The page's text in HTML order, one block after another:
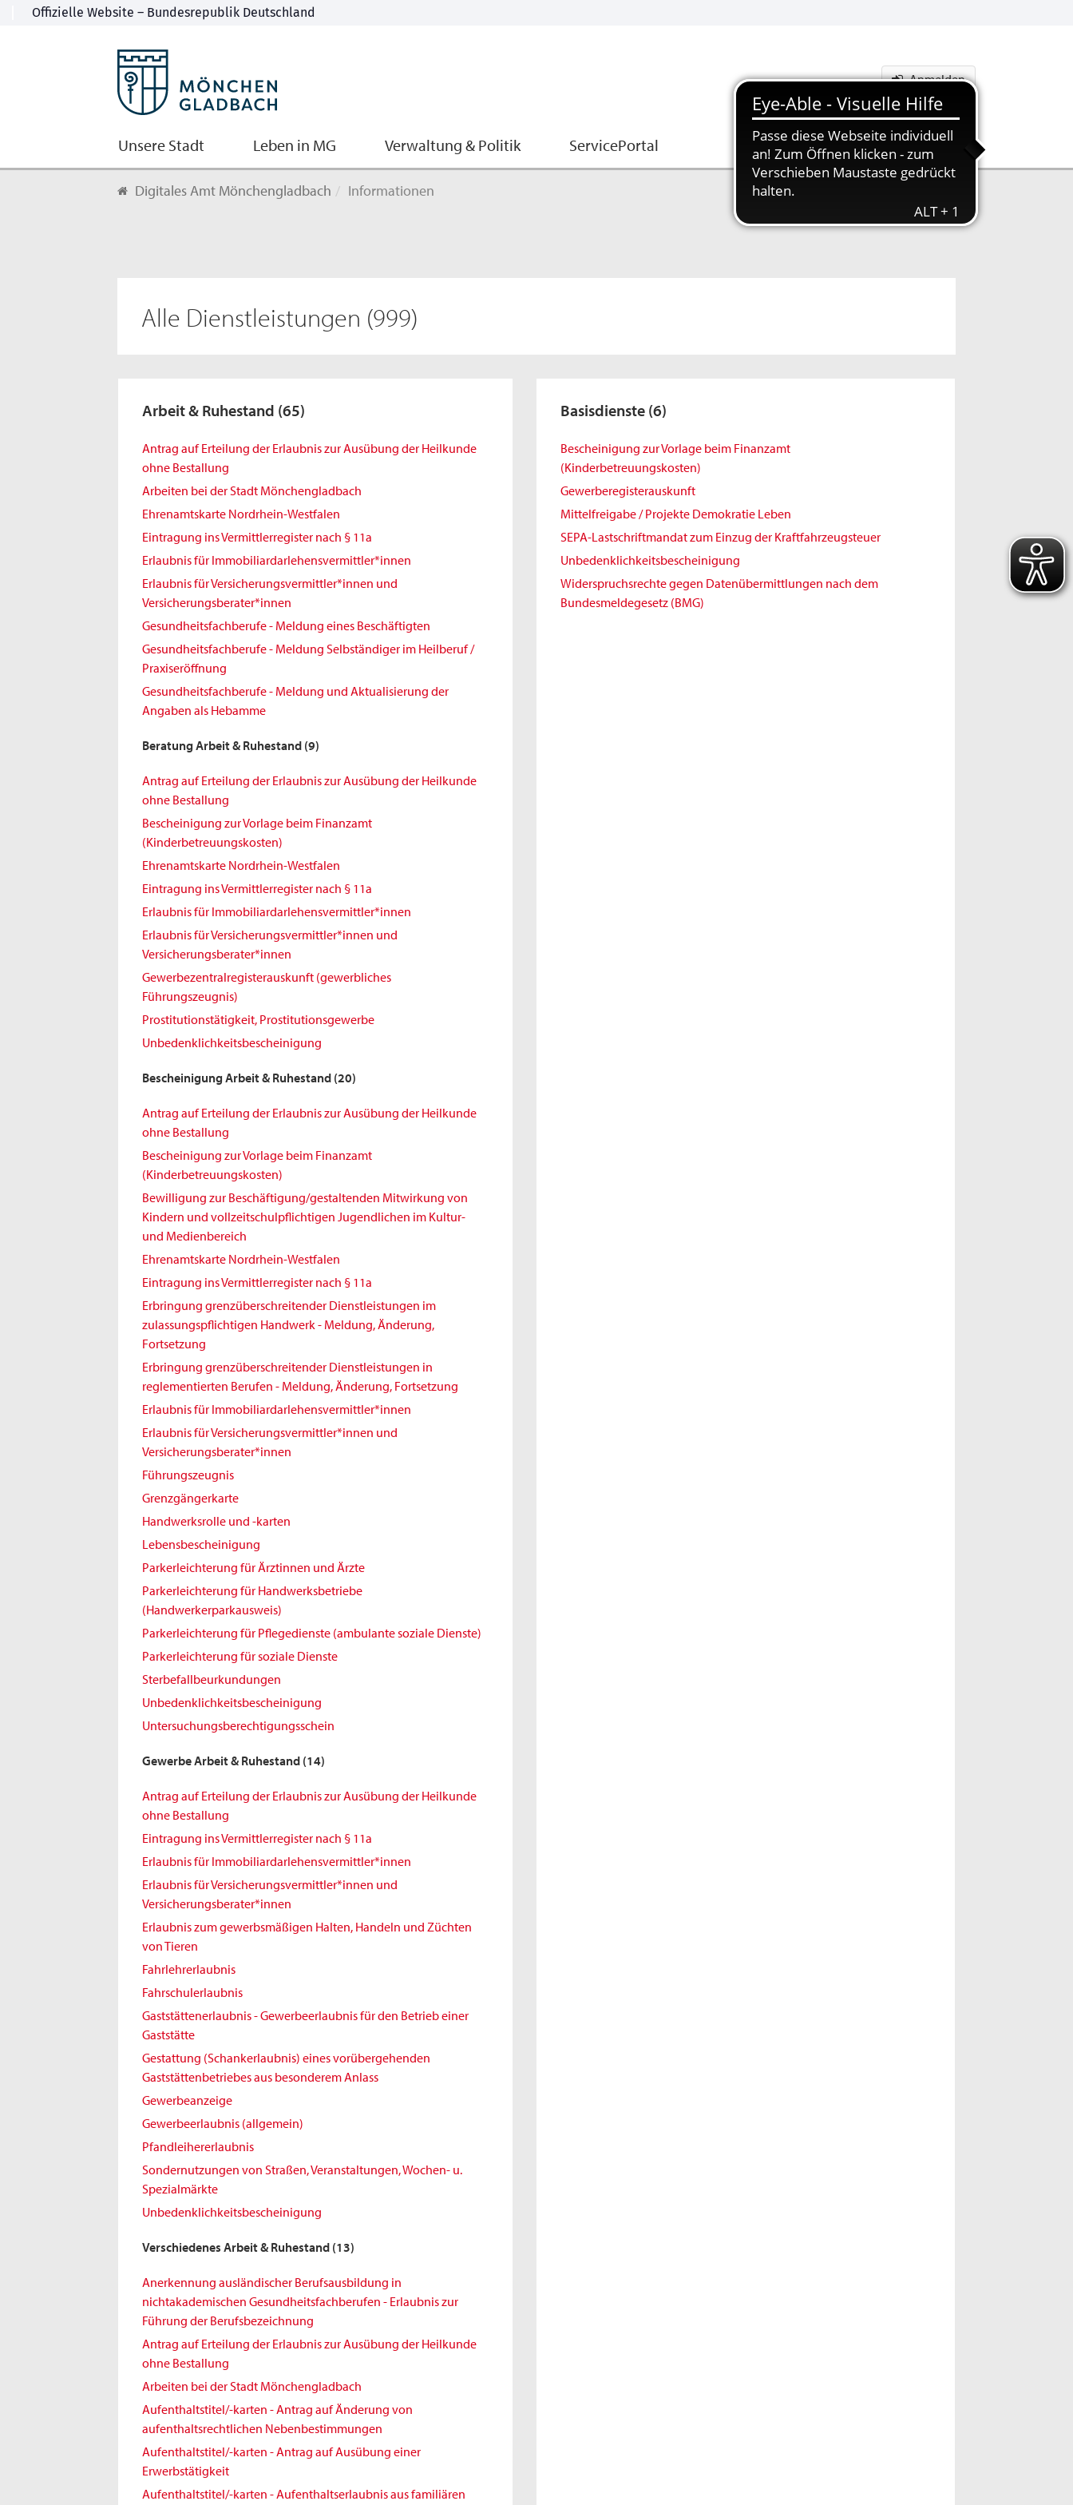
Anmelden
Unsere Stadt Leben in MG Verwaltung & Politik ServicePortal
Digitales Amt Mönchengladbach Informationen
Alle Dienstleistungen (999)
Arbeit & Ruhestand (65)
Antrag auf Erteilung der Erlaubnis zur Ausübung der Heilkunde
ohne Bestallung
Arbeiten bei der Stadt Mönchengladbach
Ehrenamtskarte Nordrhein-Westfalen
Eintragung ins Vermittlerregister nach § 11a
Erlaubnis für Immobiliardarlehensvermittler*innen
Erlaubnis für Versicherungsvermittler*innen und
Versicherungsberater*innen
Gesundheitsfachberufe - Meldung eines Beschäftigten
Gesundheitsfachberufe - Meldung Selbständiger im Heilberuf /
Praxiseröffnung
Gesundheitsfachberufe - Meldung und Aktualisierung der
Angaben als Hebamme
Beratung Arbeit & Ruhestand (9)
Antrag auf Erteilung der Erlaubnis zur Ausübung der Heilkunde
ohne Bestallung
Bescheinigung zur Vorlage beim Finanzamt
(Kinderbetreuungskosten)
Ehrenamtskarte Nordrhein-Westfalen
Eintragung ins Vermittlerregister nach § 11a
Erlaubnis für Immobiliardarlehensvermittler*innen
Erlaubnis für Versicherungsvermittler*innen und
Versicherungsberater*innen
Gewerbezentralregisterauskunft (gewerbliches
Führungszeugnis)
Prostitutionstätigkeit, Prostitutionsgewerbe
Unbedenklichkeitsbescheinigung
Bescheinigung Arbeit & Ruhestand (20)
Antrag auf Erteilung der Erlaubnis zur Ausübung der Heilkunde
ohne Bestallung
Bescheinigung zur Vorlage beim Finanzamt
(Kinderbetreuungskosten)
Bewilligung zur Beschäftigung/gestaltenden Mitwirkung von
Kindern und vollzeitschulpflichtigen Jugendlichen im Kultur-
und Medienbereich
Ehrenamtskarte Nordrhein-Westfalen
Eintragung ins Vermittlerregister nach § 11a
Erbringung grenzüberschreitender Dienstleistungen im
zulassungspflichtigen Handwerk - Meldung, Änderung,
Fortsetzung
Erbringung grenzüberschreitender Dienstleistungen in
reglementierten Berufen - Meldung, Änderung, Fortsetzung
Erlaubnis für Immobiliardarlehensvermittler*innen
Erlaubnis für Versicherungsvermittler*innen und
Versicherungsberater*innen
Führungszeugnis
Grenzgängerkarte
Handwerksrolle und -karten
Lebensbescheinigung
Parkerleichterung für Ärztinnen und Ärzte
Parkerleichterung für Handwerksbetriebe
(Handwerkerparkausweis)
Parkerleichterung für Pflegedienste (ambulante soziale Dienste)
Parkerleichterung für soziale Dienste
Sterbefallbeurkundungen
Unbedenklichkeitsbescheinigung
Untersuchungsberechtigungsschein
Gewerbe Arbeit & Ruhestand (14)
Antrag auf Erteilung der Erlaubnis zur Ausübung der Heilkunde
ohne Bestallung
Eintragung ins Vermittlerregister nach § 11a
Erlaubnis für Immobiliardarlehensvermittler*innen
Erlaubnis für Versicherungsvermittler*innen und
Versicherungsberater*innen
Erlaubnis zum gewerbsmäßigen Halten, Handeln und Züchten
von Tieren
Fahrlehrerlaubnis
Fahrschulerlaubnis
Gaststättenerlaubnis - Gewerbeerlaubnis für den Betrieb einer
Gaststätte
Gestattung (Schankerlaubnis) eines vorübergehenden
Gaststättenbetriebes aus besonderem Anlass
Gewerbeanzeige
Gewerbeerlaubnis (allgemein)
Pfandleihererlaubnis
Sondernutzungen von Straßen, Veranstaltungen, Wochen- u.
Spezialmärkte
Unbedenklichkeitsbescheinigung
Verschiedenes Arbeit & Ruhestand (13)
Anerkennung ausländischer Berufsausbildung in
nichtakademischen Gesundheitsfachberufen - Erlaubnis zur
Führung der Berufsbezeichnung
Antrag auf Erteilung der Erlaubnis zur Ausübung der Heilkunde
ohne Bestallung
Arbeiten bei der Stadt Mönchengladbach
Aufenthaltstitel/-karten - Antrag auf Änderung von
aufenthaltsrechtlichen Nebenbestimmungen
Aufenthaltstitel/-karten - Antrag auf Ausübung einer
Erwerbstätigkeit
Aufenthaltstitel/-karten - Aufenthaltserlaubnis aus familiären
Basisdienste (6)
Bescheinigung zur Vorlage beim Finanzamt
(Kinderbetreuungskosten)
Gewerberegisterauskunft
Mittelfreigabe / Projekte Demokratie Leben
SEPA-Lastschriftmandat zum Einzug der Kraftfahrzeugsteuer
Unbedenklichkeitsbescheinigung
Widerspruchsrechte gegen Datenübermittlungen nach dem
Bundesmeldegesetz (BMG)